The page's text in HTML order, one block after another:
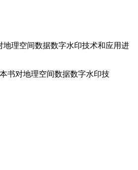
理空间数据数字水印技术和应用进
书对地理空间数据数字水印技